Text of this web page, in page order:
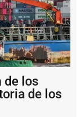
de los
de los